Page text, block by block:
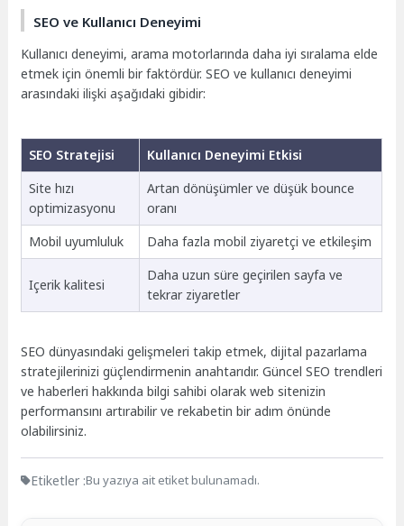
SEO ve Kullanıcı Deneyimi
Kullanıcı deneyimi, arama motorlarında daha iyi sıralama elde
etmek için önemli bir faktördür. SEO ve kullanıcı deneyimi
arasındaki ilişki aşağıdaki gibidir:
SEO Stratejisi
Kullanıcı Deneyimi Etkisi
Site hızı
optimizasyonu
Artan dönüşümler ve düşük bounce
oranı
Mobil uyumluluk
Daha fazla mobil ziyaretçi ve etkileşim
Içerik kalitesi
Daha uzun süre geçirilen sayfa ve
tekrar ziyaretler
SEO dünyasındaki gelişmeleri takip etmek, dijital pazarlama
stratejilerinizi güçlendirmenin anahtarıdır. Güncel SEO trendleri
ve haberleri hakkında bilgi sahibi olarak web sitenizin
performansını artırabilir ve rekabetin bir adım önünde
olabilirsiniz.
Etiketler :Bu yazıya ait etiket bulunamadı.